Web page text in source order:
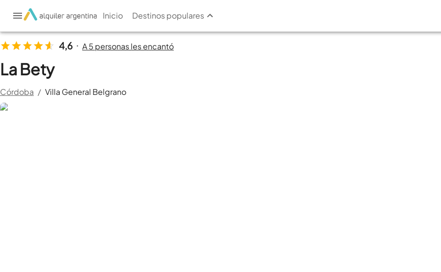
Inicio Destinos populares
4,6 • A 5 personas les encantó
La Bety
Córdoba / Villa General Belgrano